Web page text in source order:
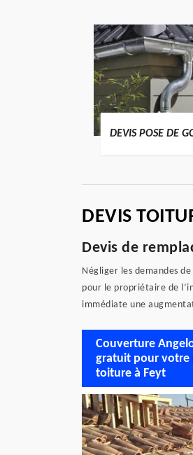
DEVIS POSE DE
DEVIS
Devis de
Négliger les demandes
pour le propriétaire de
immédiate une
Couverture
gratuit pour votre
toiture à Feyt